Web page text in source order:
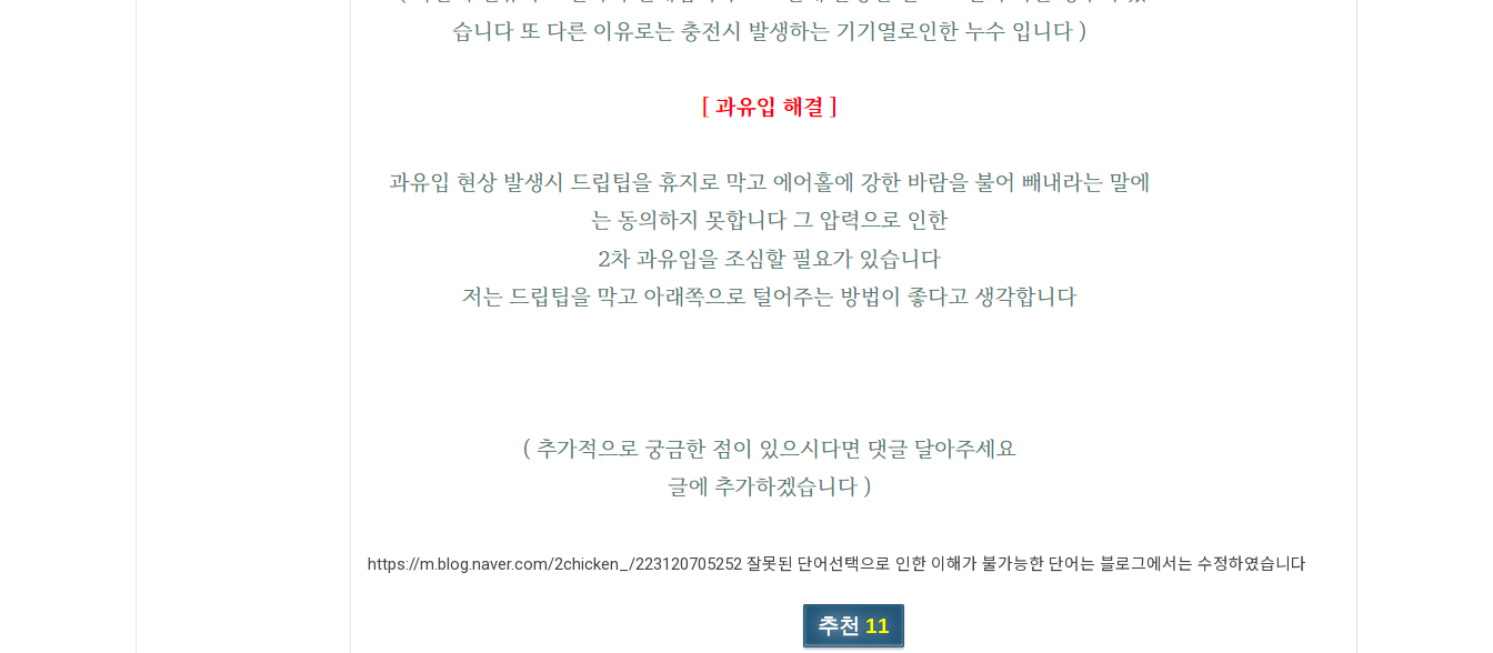
https://m.blog.naver.com/2chicken_/223120705252 잘못된 단어선택으로 인한 이해가 불가능한 단어는 블로그에서는 수정하였습니다
추천 11